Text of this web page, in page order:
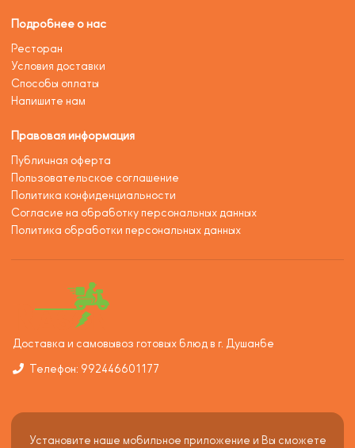
Подробнее о нас
Ресторан
Условия доставки
Способы оплаты
Напишите нам
Правовая информация
Публичная оферта
Пользовательское соглашение
Политика конфиденциальности
Согласие на обработку персональных данных
Политика обработки персональных данных
Доставка и самовывоз готовых блюд в г. Душанбе
Телефон: 992446601177
Установите наше мобильное приложение и Вы сможете